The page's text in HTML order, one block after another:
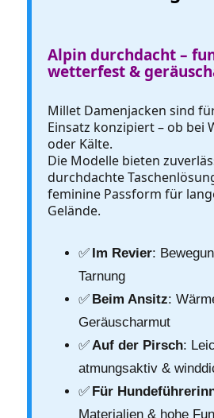
Alpin durchdacht –
wetterfest &
Millet Damenjacken sind
Einsatz konzipiert – ob bei
oder Kälte.
Die Modelle bieten
durchdachte
feminine Passform für
Gelände.
✅ Im Revier:
Tarnung
✅ Beim Ansitz:
Geräuscharmut
✅ Auf der Pirsch:
atmungsaktiv &
✅ Für
Materialien & hohe